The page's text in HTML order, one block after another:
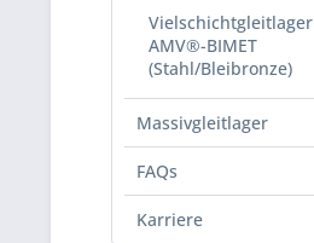
Vielschichtgleitlager
AMV®-BIMET
(Stahl/Bleibronze)
Massivgleitlager
FAQs
Karriere